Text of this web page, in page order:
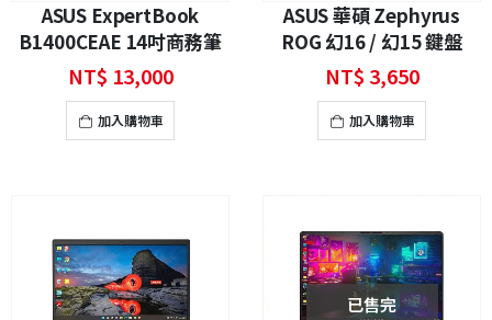
ASUS ExpertBook
B1400CEAE 14吋商務筆
電
NT$ 13,000
加入購物車
ASUS 華碩 Zephyrus
ROG 幻16 / 幻15 鍵盤
G16 / G15 GA503Q QR
QS / GU603 H Z 筆電鍵盤
NT$ 3,650
加入購物車
已售完